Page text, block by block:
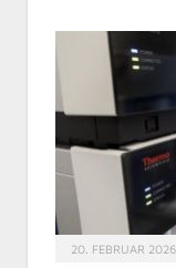
20. FEBRUAR 2026